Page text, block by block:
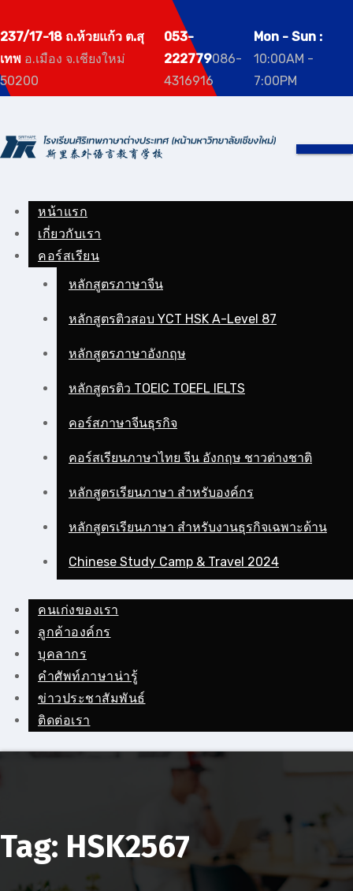
to
content
237/17-18 ถ.ห้วยแก้ว ต.สุ
เทพ อ.เมือง จ.เชียงใหม่
50200
053-
222779086-
4316916
Mon - Sun :
10:00AM -
7:00PM
หน้าแรก
เกี่ยวกับเรา
คอร์สเรียน
หลักสูตรภาษาจีน
หลักสูตรติวสอบ YCT HSK A-Level 87
หลักสูตรภาษาอังกฤษ
หลักสูตรติว TOEIC TOEFL IELTS
คอร์สภาษาจีนธุรกิจ
คอร์สเรียนภาษาไทย จีน อังกฤษ ชาวต่างชาติ
หลักสูตรเรียนภาษา สำหรับองค์กร
หลักสูตรเรียนภาษา สำหรับงานธุรกิจเฉพาะด้าน
Chinese Study Camp & Travel 2024
คนเก่งของเรา
ลูกค้าองค์กร
บุคลากร
คําศัพท์ภาษาน่ารู้
ข่าวประชาสัมพันธ์
ติดต่อเรา
Tag: HSK2567